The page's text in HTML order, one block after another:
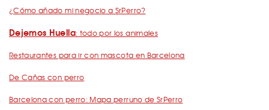
¿Cómo añado mi negocio a SrPerro?
Dejemos Huella: todo por los animales
Restaurantes para ir con mascota en Barcelona
De Cañas con perro
Barcelona con perro: Mapa perruno de SrPerro